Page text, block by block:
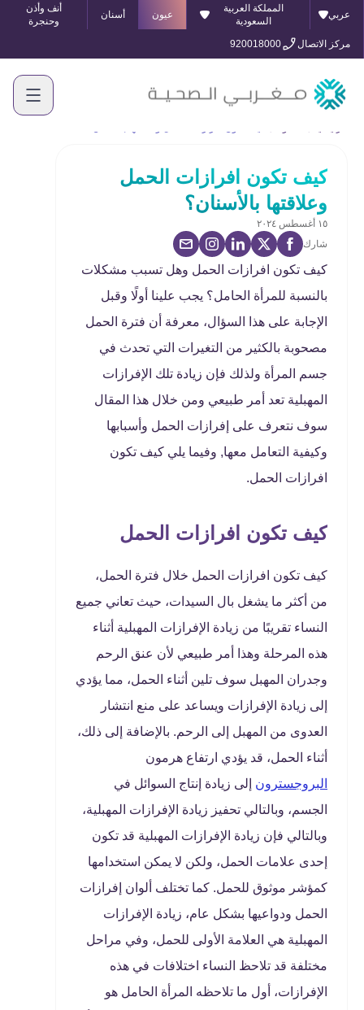
عربي
المملكة العربية
السعودية
عيون أسنان
أنف وأذن
وحنجرة
مركز الاتصال
920018000
كيف تكون افرازات الحمل
وعلاقتها بالأسنان؟
١٥ أغسطس ٢٠٢٤
شارك
كيف تكون افرازات الحمل وهل تسبب مشكلات
بالنسبة للمرأة الحامل؟ يجب علينا أولًا وقبل
الإجابة على هذا السؤال، معرفة أن فترة الحمل
مصحوبة بالكثير من التغيرات التي تحدث في
جسم المرأة ولذلك فإن زيادة تلك الإفرازات
المهبلية تعد أمر طبيعي ومن خلال هذا المقال
سوف نتعرف على إفرازات الحمل وأسبابها
وكيفية التعامل معها, وفيما يلي كيف تكون
افرازات الحمل.
كيف تكون افرازات الحمل
كيف تكون افرازات الحمل خلال فترة الحمل،
من أكثر ما يشغل بال السيدات، حيث تعاني جميع
النساء تقريبًا من زيادة الإفرازات المهبلية أثناء
هذه المرحلة وهذا أمر طبيعي لأن عنق الرحم
وجدران المهبل سوف تلين أثناء الحمل، مما يؤدي
إلى زيادة الإفرازات ويساعد على منع انتشار
العدوى من المهبل إلى الرحم. بالإضافة إلى ذلك،
أثناء الحمل، قد يؤدي ارتفاع هرمون
البروجسترون إلى زيادة إنتاج السوائل في
الجسم، وبالتالي تحفيز زيادة الإفرازات المهبلية،
وبالتالي فإن زيادة الإفرازات المهبلية قد تكون
إحدى علامات الحمل، ولكن لا يمكن استخدامها
كمؤشر موثوق للحمل. كما تختلف ألوان إفرازات
الحمل ودواعيها بشكل عام، زيادة الإفرازات
المهبلية هي العلامة الأولى للحمل، وفي مراحل
مختلفة قد تلاحظ النساء اختلافات في هذه
الإفرازات، أول ما تلاحظه المرأة الحامل هو